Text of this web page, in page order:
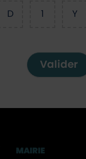
D 1 Y
Valider
MAIRIE